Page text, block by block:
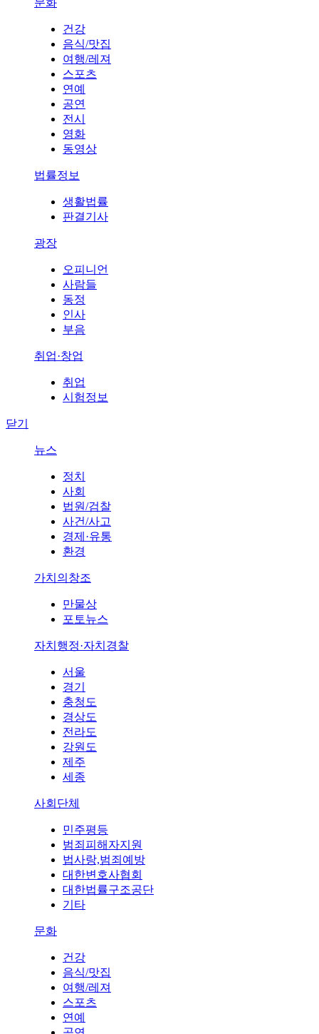
건강
음식/맛집
여행/레져
스포츠
연예
공연
전시
영화
동영상
법률정보
생활법률
판결기사
광장
오피니언
사람들
동정
인사
부음
취업·창업
취업
시험정보
닫기
뉴스
정치
사회
법원/검찰
사건/사고
경제·유통
환경
가치의창조
만물상
포토뉴스
자치행정·자치경찰
서울
경기
충청도
경상도
전라도
강원도
제주
세종
사회단체
민주평등
범죄피해자지원
법사랑,범죄예방
대한변호사협회
대한법률구조공단
기타
문화
건강
음식/맛집
여행/레져
스포츠
연예